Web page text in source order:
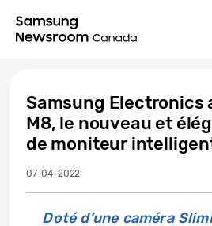
Samsung Electronics
M8, le nouveau et
de moniteur
07-04-2022
Doté d’une caméra